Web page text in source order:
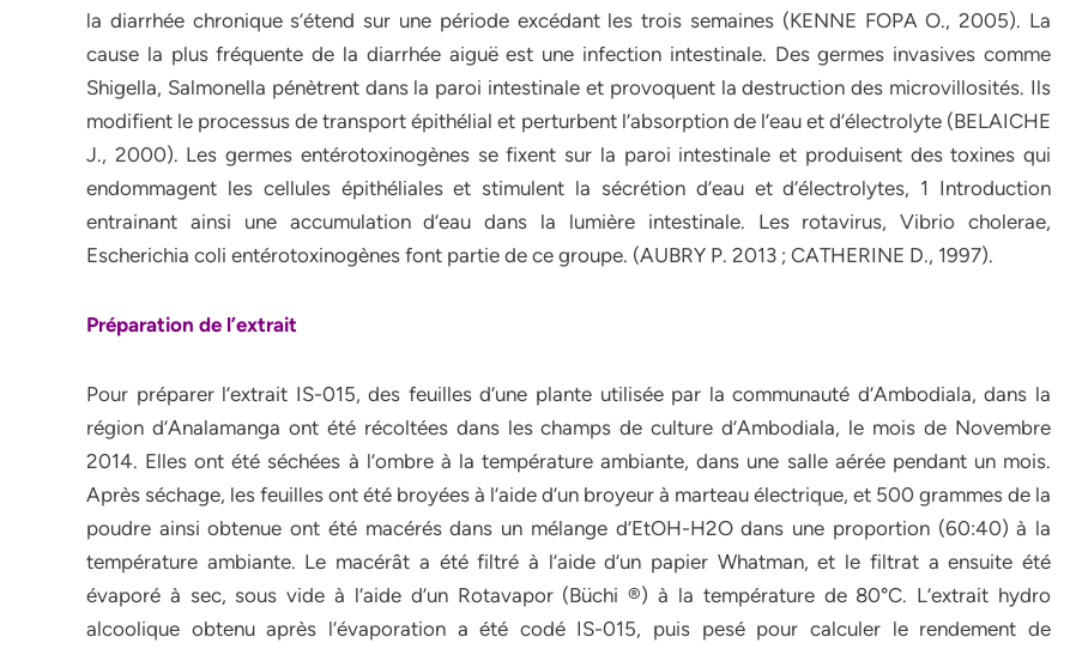
la diarrhée chronique s’étend sur une période excédant les trois semaines (KENNE FOPA O., 2005). La
cause la plus fréquente de la diarrhée aiguë est une infection intestinale. Des germes invasives comme
Shigella, Salmonella pénètrent dans la paroi intestinale et provoquent la destruction des microvillosités. Ils
modifient le processus de transport épithélial et perturbent l’absorption de l’eau et d’électrolyte (BELAICHE
J., 2000). Les germes entérotoxinogènes se fixent sur la paroi intestinale et produisent des toxines qui
endommagent les cellules épithéliales et stimulent la sécrétion d’eau et d’électrolytes, 1 Introduction
entrainant ainsi une accumulation d’eau dans la lumière intestinale. Les rotavirus, Vibrio cholerae,
Escherichia coli entérotoxinogènes font partie de ce groupe. (AUBRY P. 2013 ; CATHERINE D., 1997).
Préparation de l’extrait
Pour préparer l’extrait IS-015, des feuilles d’une plante utilisée par la communauté d’Ambodiala, dans la
région d’Analamanga ont été récoltées dans les champs de culture d’Ambodiala, le mois de Novembre
2014. Elles ont été séchées à l’ombre à la température ambiante, dans une salle aérée pendant un mois.
Après séchage, les feuilles ont été broyées à l’aide d’un broyeur à marteau électrique, et 500 grammes de la
poudre ainsi obtenue ont été macérés dans un mélange d’EtOH-H2O dans une proportion (60:40) à la
température ambiante. Le macérât a été filtré à l’aide d’un papier Whatman, et le filtrat a ensuite été
évaporé à sec, sous vide à l’aide d’un Rotavapor (Büchi ®) à la température de 80°C. L’extrait hydro
alcoolique obtenu après l’évaporation a été codé IS-015, puis pesé pour calculer le rendement de